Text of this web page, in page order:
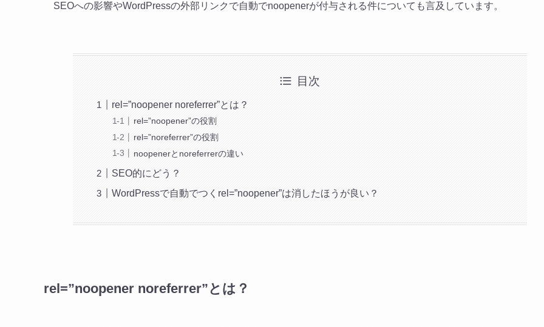
SEOへの影響やWordPressの外部リンクで自動でnoopenerが付与される件についても言及しています。
目次
rel=”noopener noreferrer”とは？
rel=”noopener”の役割
rel=”noreferrer”の役割
noopenerとnoreferrerの違い
SEO的にどう？
WordPressで自動でつくrel=”noopener”は消したほうが良い？
rel=”noopener noreferrer”とは？